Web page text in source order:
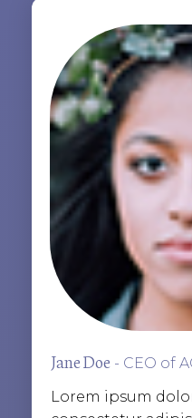
Jane Doe - CEO of
Lorem ipsum